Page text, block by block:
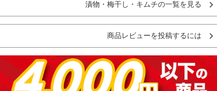
漬物・梅干し・キムチの一覧を見る
商品レビューを投稿するには